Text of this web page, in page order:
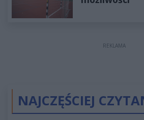
REKLAMA
NAJCZĘŚCIEJ